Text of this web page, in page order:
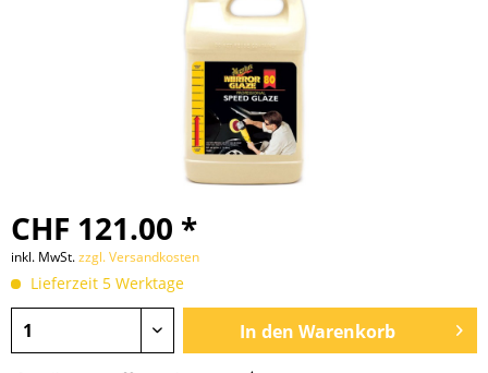
CHF 121.00 *
inkl. MwSt.zzgl. Versandkosten
Lieferzeit 5 Werktage
In den Warenkorb